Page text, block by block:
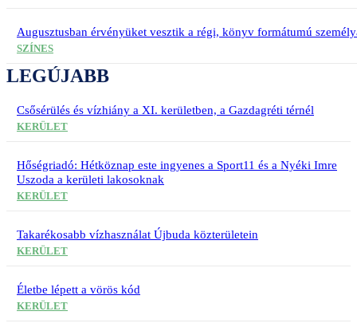
LEGÚJABB
Csősérülés és vízhiány a XI. kerületben, a Gazdagréti térnél
KERÜLET
Hőségriadó: Hétköznap este ingyenes a Sport11 és a Nyéki Imre
Uszoda a kerületi lakosoknak
KERÜLET
Takarékosabb vízhasználat Újbuda közterületein
KERÜLET
Életbe lépett a vörös kód
KERÜLET
Augusztusban érvényüket vesztik a régi, könyv formátumú
SZÍNES